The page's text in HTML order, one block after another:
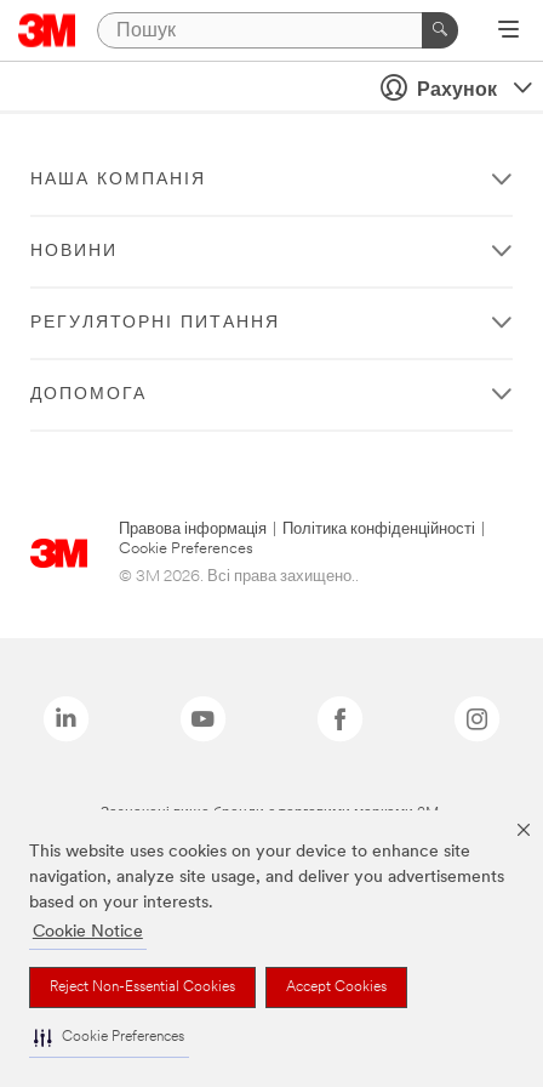
This website uses cookies on your device to enhance site
navigation, analyze site usage, and deliver you advertisements
based on your interests.
Cookie Notice
Reject Non-Essential Cookies Accept Cookies
Cookie Preferences
Рахунок
НАША КОМПАНІЯ
НОВИНИ
РЕГУЛЯТОРНІ ПИТАННЯ
ДОПОМОГА
Правова інформація Політика конфіденційності
Cookie Preferences
© 3M 2026. Всі права захищено..
Зазначені вище бренди є торговими марками 3M.